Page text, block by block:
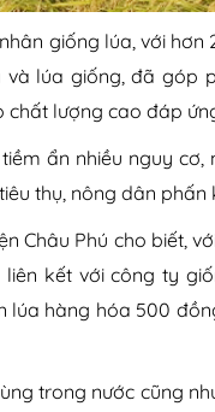
giống lúa, với
lúa giống, đã góp
lượng cao đáp
ẩn nhiều nguy
thụ, nông dân
Châu Phú cho biết,
kết với công ty
lúa hàng hóa 500
trong nước cũng